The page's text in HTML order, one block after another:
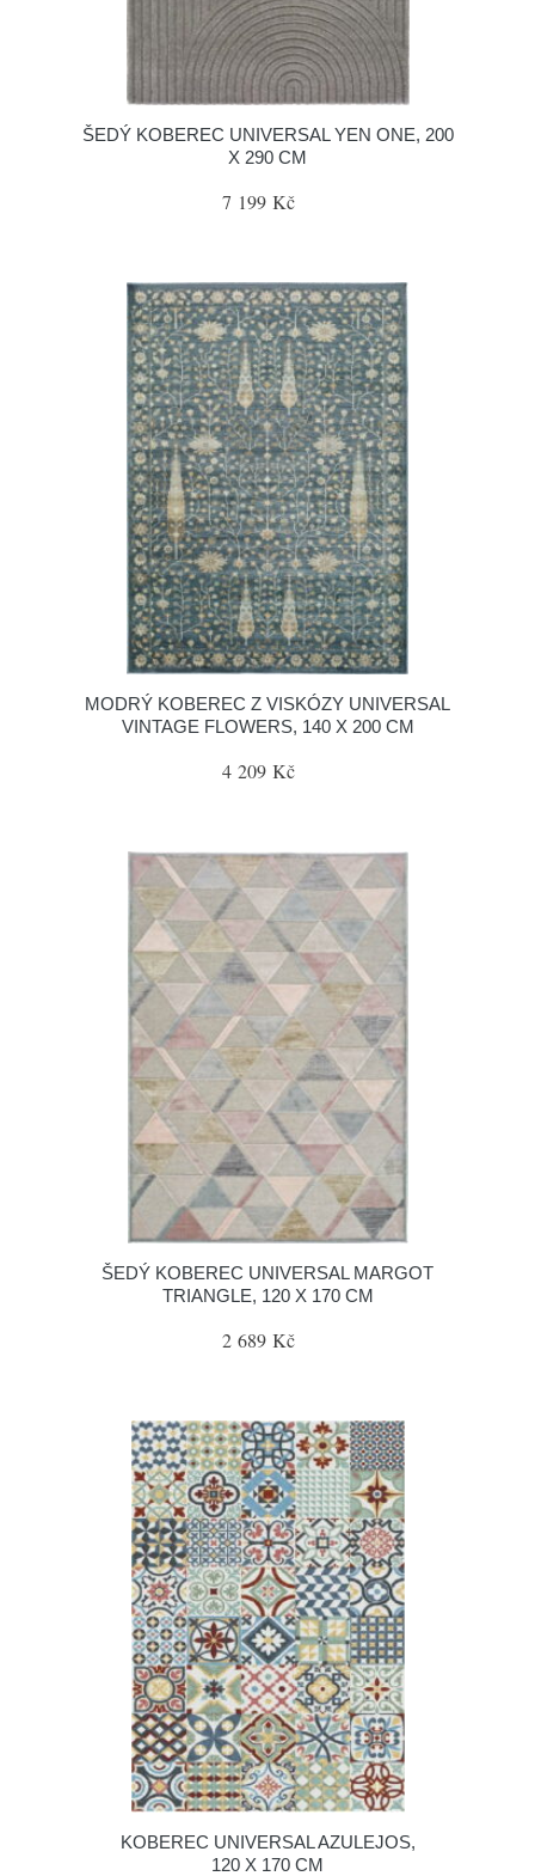
ŠEDÝ KOBEREC UNIVERSAL YEN ONE, 200
X 290 CM
7 199 Kč
MODRÝ KOBEREC Z VISKÓZY UNIVERSAL
VINTAGE FLOWERS, 140 X 200 CM
4 209 Kč
ŠEDÝ KOBEREC UNIVERSAL MARGOT
TRIANGLE, 120 X 170 CM
2 689 Kč
KOBEREC UNIVERSAL AZULEJOS,
120 X 170 CM